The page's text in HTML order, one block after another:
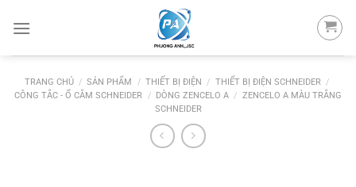
TRANG CHỦ / SẢN PHẨM / THIẾT BỊ ĐIỆN / THIẾT BỊ ĐIỆN SCHNEIDER /
CÔNG TẮC - Ổ CẮM SCHNEIDER / DÒNG ZENCELO A / ZENCELO A MÀU TRẮNG
SCHNEIDER